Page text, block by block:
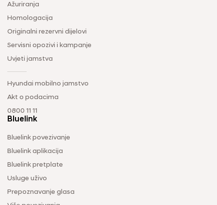
Ažuriranja
Homologacija
Originalni rezervni dijelovi
Servisni opozivi i kampanje
Uvjeti jamstva
Hyundai mobilno jamstvo
Akt o podacima
0800 11 11
Bluelink
Bluelink povezivanje
Bluelink aplikacija
Bluelink pretplate
Usluge uživo
Prepoznavanje glasa